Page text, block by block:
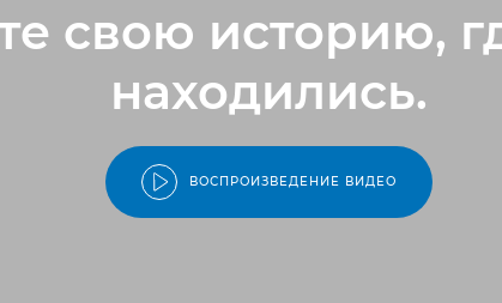
свою историю,
находились.
ВОСПРОИЗВЕДЕНИЕ ВИДЕО